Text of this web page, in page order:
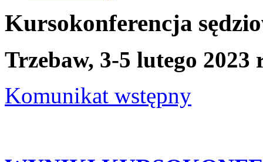
Kursokonferencja
Trzebaw, 3-5 lutego 2023
Komunikat wstępny